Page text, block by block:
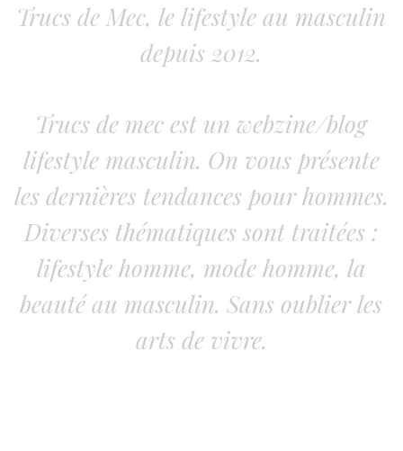
Trucs de Mec, le lifestyle au masculin
depuis 2012.
Trucs de mec est un webzine/blog
lifestyle masculin. On vous présente
les dernières tendances pour hommes.
Diverses thématiques sont traitées :
lifestyle homme, mode homme, la
beauté au masculin. Sans oublier les
arts de vivre.